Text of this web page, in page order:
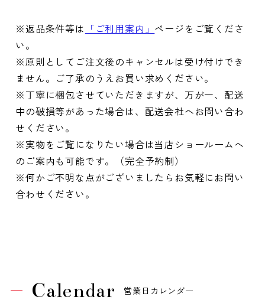
※返品条件等は 「ご利用案内」 ページをご覧くださ
い。
※原則としてご注文後のキャンセルは受け付けでき
ません。ご了承のうえお買い求めください。
※丁寧に梱包させていただきますが、万が一、配送
中の破損等があった場合は、配送会社へお問い合わ
せください。
※実物をご覧になりたい場合は当店ショールームへ
のご案内も可能です。（完全予約制）
※何かご不明な点がございましたらお気軽にお問い
合わせください。
Calendar 営業日カレンダー